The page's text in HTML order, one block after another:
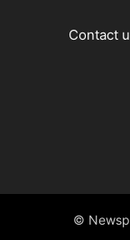
Contact
©